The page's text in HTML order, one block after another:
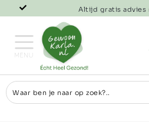
Altijd gratis advies